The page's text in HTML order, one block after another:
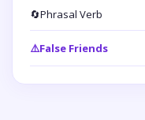
🔄Phrasal Verb
⚠️False Friends